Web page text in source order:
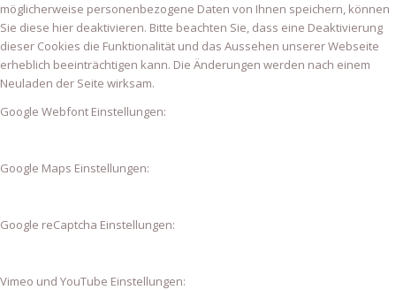
möglicherweise personenbezogene Daten von Ihnen speichern, können
Sie diese hier deaktivieren. Bitte beachten Sie, dass eine Deaktivierung
dieser Cookies die Funktionalität und das Aussehen unserer Webseite
erheblich beeinträchtigen kann. Die Änderungen werden nach einem
Neuladen der Seite wirksam.
Google Webfont Einstellungen:
Google Maps Einstellungen:
Google reCaptcha Einstellungen:
Vimeo und YouTube Einstellungen: